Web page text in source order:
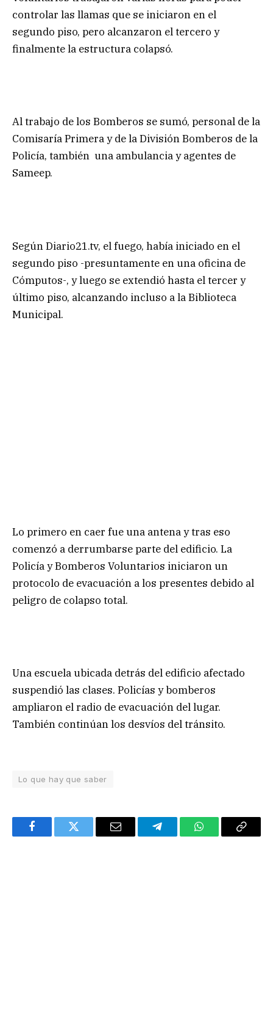
controlar las llamas que se iniciaron en el
segundo piso, pero alcanzaron el tercero y
finalmente la estructura colapsó.
Al trabajo de los Bomberos se sumó, personal de la
Comisaría Primera y de la División Bomberos de la
Policía, también una ambulancia y agentes de
Sameep.
Según Diario21.tv, el fuego, había iniciado en el
segundo piso -presuntamente en una oficina de
Cómputos-, y luego se extendió hasta el tercer y
último piso, alcanzando incluso a la Biblioteca
Municipal.
Lo primero en caer fue una antena y tras eso
comenzó a derrumbarse parte del edificio. La
Policía y Bomberos Voluntarios iniciaron un
protocolo de evacuación a los presentes debido al
peligro de colapso total.
Una escuela ubicada detrás del edificio afectado
suspendió las clases. Policías y bomberos
ampliaron el radio de evacuación del lugar.
También continúan los desvíos del tránsito.
Lo que hay que saber
FacebookTwitter Email TelegramWhatsAppCopy